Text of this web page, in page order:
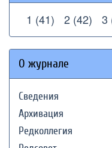
1 (41) 2 (42) 3
О журнале
Сведения
Архивация
Редколлегия